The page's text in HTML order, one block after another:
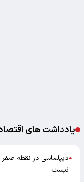
یادداشت های
●دیپلماسی در نقطه صفر
نیست